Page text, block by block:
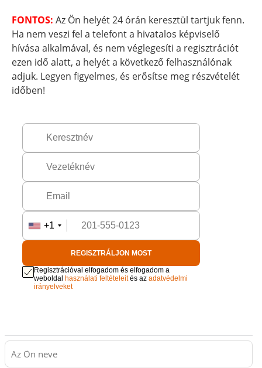
FONTOS: Az Ön helyét 24 órán keresztül tartjuk fenn.
Ha nem veszi fel a telefont a hivatalos képviselő
hívása alkalmával, és nem véglegesíti a regisztrációt
ezen idő alatt, a helyét a következő felhasználónak
adjuk. Legyen figyelmes, és erősítse meg részvételét
időben!
+1
REGISZTRÁLJON MOST
Regisztrációval elfogadom és elfogadom a
weboldal használati feltételeités azadatvédelmi
irányelveket